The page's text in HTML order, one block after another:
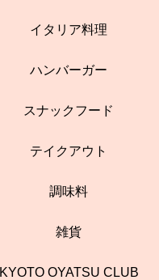
イタリア料理
ハンバーガー
スナックフード
テイクアウト
調味料
雑貨
KYOTO OYATSU CLUB